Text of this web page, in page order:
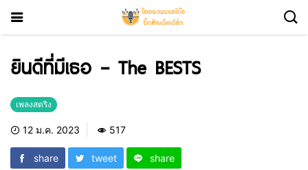
ยินดีที่มีเธอ – The BESTS
เพลงสตริง
12 ม.ค. 2023 517
share tweet share